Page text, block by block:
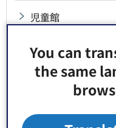
You can
the same
児童館
区立保育園
図書館
産業・経済関連施